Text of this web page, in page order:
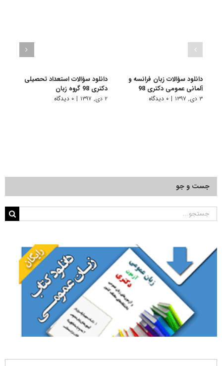
دانلود سؤالات زبان فرانسه و
آلمانی عمومی دکتری 98
۳ دی, ۱۳۹۷ | ۰ دیدگاه
دانلود سؤالات استعداد تحصیلی
دکتری 98 گروه زبان
۲ دی, ۱۳۹۷ | ۰ دیدگاه
جست و جو
جستجو